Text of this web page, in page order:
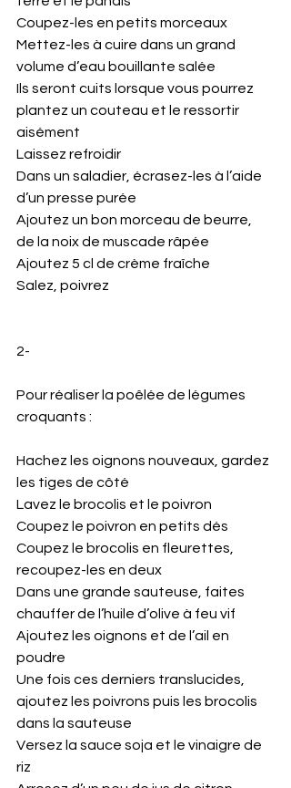
Coupez-les en petits morceaux
Mettez-les à cuire dans un grand
volume d’eau bouillante salée
Ils seront cuits lorsque vous pourrez
plantez un couteau et le ressortir
aisément
Laissez refroidir
Dans un saladier, écrasez-les à l’aide
d’un presse purée
Ajoutez un bon morceau de beurre,
de la noix de muscade râpée
Ajoutez 5 cl de crème fraîche
Salez, poivrez
2-
Pour réaliser la poêlée de légumes
croquants :
Hachez les oignons nouveaux, gardez
les tiges de côté
Lavez le brocolis et le poivron
Coupez le poivron en petits dés
Coupez le brocolis en fleurettes,
recoupez-les en deux
Dans une grande sauteuse, faites
chauffer de l’huile d’olive à feu vif
Ajoutez les oignons et de l’ail en
poudre
Une fois ces derniers translucides,
ajoutez les poivrons puis les brocolis
dans la sauteuse
Versez la sauce soja et le vinaigre de
riz